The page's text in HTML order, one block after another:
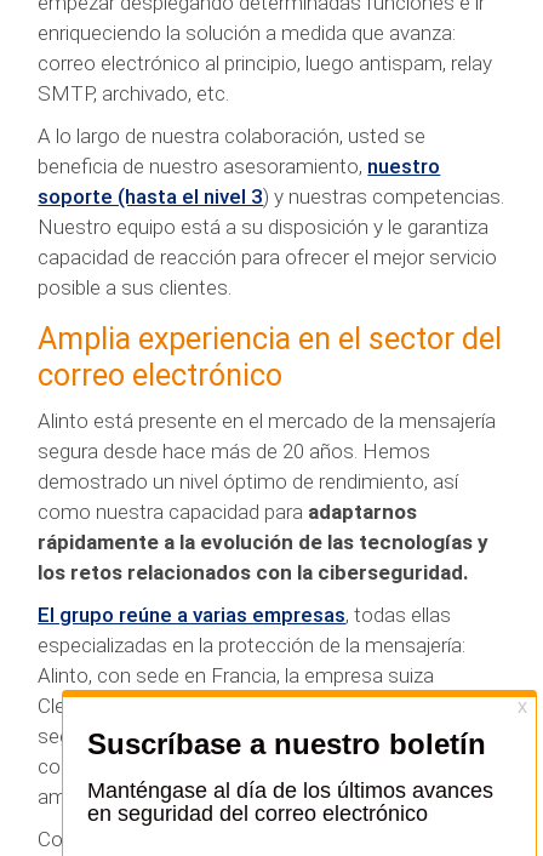
enriqueciendo la solución a medida que avanza:
correo electrónico al principio, luego antispam, relay
SMTP, archivado, etc.
A lo largo de nuestra colaboración, usted se
beneficia de nuestro asesoramiento, nuestro
soporte (hasta el nivel 3) y nuestras competencias.
Nuestro equipo está a su disposición y le garantiza
capacidad de reacción para ofrecer el mejor servicio
posible a sus clientes.
Amplia experiencia en el sector del
correo electrónico
Alinto está presente en el mercado de la mensajería
segura desde hace más de 20 años. Hemos
demostrado un nivel óptimo de rendimiento, así
como nuestra capacidad para adaptarnos
rápidamente a la evolución de las tecnologías y
los retos relacionados con la ciberseguridad.
El grupo reúne a varias empresas, todas ellas
especializadas en la protección de la mensajería:
Alinto, con sede en Francia, la empresa suiza
Cleanmail y la española Serena Mail, especialista en
seguridad del correo electrónico. Así pues,
combinamos una presencia internacional con una
amplia experiencia en el sector.
Contamos con equipos de vigilancia avanzados,